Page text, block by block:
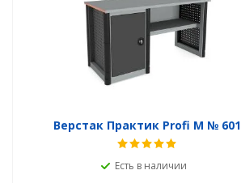
Верстак Практик Profi M № 601
Есть в наличии